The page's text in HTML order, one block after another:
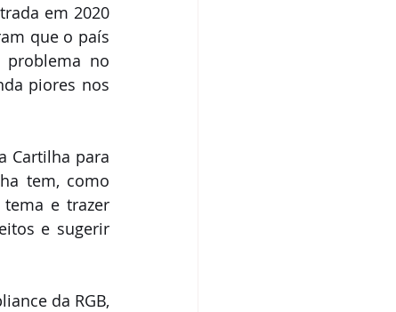
em 2020
que o país
problema no
piores nos
Cartilha para
tem, como
e trazer
e sugerir
da RGB,